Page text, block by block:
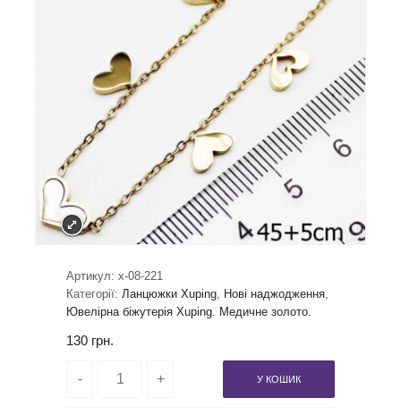
Артикул: x-08-221
Категорії: Ланцюжки Xuping, Нові наджодження,
Ювелірна біжутерія Xuping. Медичне золото.
130 грн.
У КОШИК